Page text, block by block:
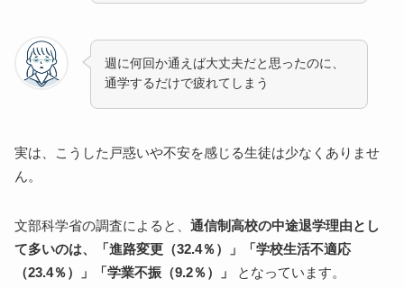
保護者の通学への期待が大きすぎる
転入後の1年間に子どもに起こりやすい変化
【転入直後】不安と疲れが出やすい時期
【3〜6か月くらい】少しずつ慣れてくる時期
ってくる時期
保護者ができるサポート｜転入後の「後悔」を小さく
まずは子どもの気持ちを受け止める
ついやってしまいがちな声かけに気をつける
悪気なく出てしまいがちな言葉
週に何回か通えば大丈夫だと思ったのに、
通学するだけで疲れてしまう
実は、こうした戸惑いや不安を感じる生徒は少なくありませ
ん。
文部科学省の調査によると、通信制高校の中途退学理由とし
て多いのは、「進路変更（32.4％）」「学校生活不適応
（23.4％）」「学業不振（9.2％）」
となっています。